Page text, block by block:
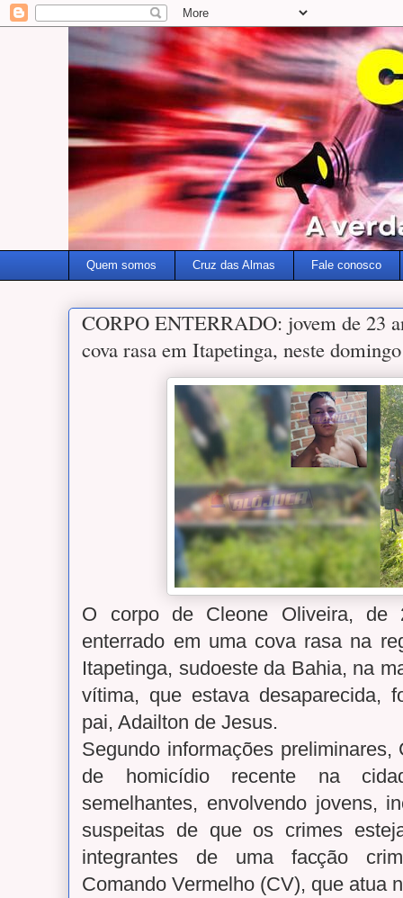
Quem somos Cruz das Almas Fale conosco
CORPO ENTERRADO: jovem de 23
cova rasa em Itapetinga, neste
O corpo de Cleone Oliveira, de
enterrado em uma cova rasa na
Itapetinga, sudoeste da Bahia, na
vítima, que estava desaparecida,
pai, Adailton de Jesus.
Segundo informações
de homicídio recente na
semelhantes, envolvendo jovens,
suspeitas de que os crimes
integrantes de uma facção
Comando Vermelho (CV), que atua